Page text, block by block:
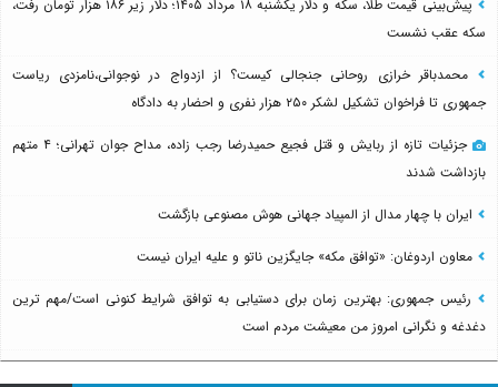
پیش‌بینی قیمت طلا، سکه و دلار یکشنبه ۱۸ مرداد ۱۴۰۵؛ دلار زیر ۱۸۶ هزار تومان رفت،
سکه عقب نشست
محمدباقر خرازی روحانی جنجالی کیست؟ از ازدواج در نوجوانی،نامزدی ریاست
جمهوری تا فراخوان تشکیل لشکر ۲۵۰ هزار نفری و احضار به دادگاه
جزئیات تازه از ربایش و قتل فجیع حمیدرضا رجب زاده، مداح جوان تهرانی؛ ۴ متهم
بازداشت شدند
ایران با چهار مدال از المپیاد جهانی هوش مصنوعی بازگشت
معاون اردوغان: «توافق مکه» جایگزین ناتو و علیه ایران نیست
رئیس جمهوری: بهترین زمان برای دستیابی به توافق شرایط کنونی است/مهم ترین
دغدغه و نگرانی امروز من معیشت مردم است